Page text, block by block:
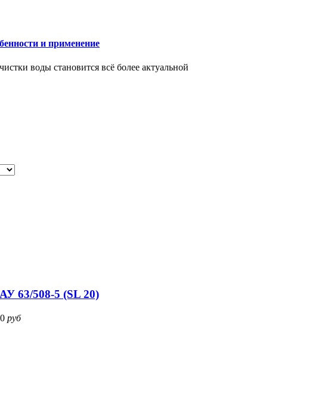
и применение
воды становится всё более актуальной
63/508-5 (SL 20)
руб